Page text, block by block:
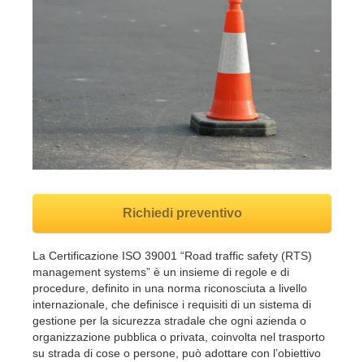
Richiedi preventivo
La Certificazione ISO 39001 “Road traffic safety (RTS)
management systems” è un insieme di regole e di
procedure, definito in una norma riconosciuta a livello
internazionale, che definisce i requisiti di un sistema di
gestione per la sicurezza stradale che ogni azienda o
organizzazione pubblica o privata, coinvolta nel trasporto
su strada di cose o persone, può adottare con l’obiettivo